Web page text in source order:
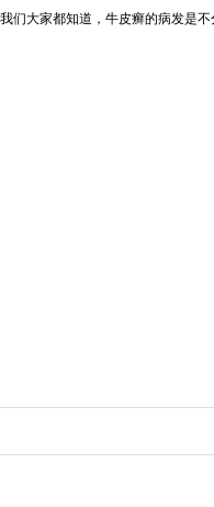
大家都知道，牛皮癣的病发是不